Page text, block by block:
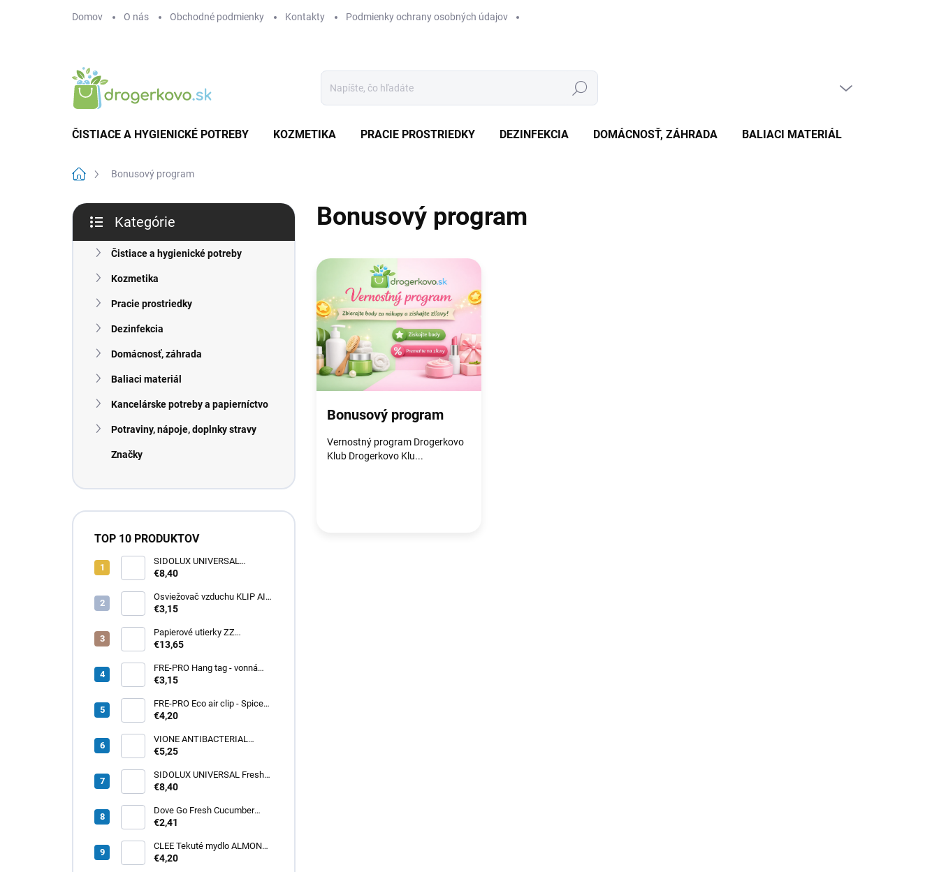
Domov O nás Obchodné podmienky Kontakty Podmienky ochrany osobných údajov
Hľadať
ČISTIACE A HYGIENICKÉ POTREBY KOZMETIKA PRACIE PROSTRIEDKY DEZINFEKCIA DOMÁCNOSŤ, ZÁHRADA BALIACI MATERIÁL
DomovBonusový program
B
č
kategórie
Kategórie
Čistiace a hygienické potreby
Kozmetika
Pracie prostriedky
Dezinfekcia
Domácnosť, záhrada
Baliaci materiál
Kancelárske potreby a papierníctvo
Potraviny, nápoje, doplnky stravy
Značky
TOP 10 PRODUKTOV
SIDOLUX UNIVERSAL
Marseillské mydlo s
€8,40
Osviežovač vzduchu KLIP AIR
TROPICAL
€3,15
Papierové utierky ZZ
zelené (4000ks) 1vrst.
€13,65
FRE-PRO Hang tag - vonná
gelová záveska Spiced Apple
€3,15
FRE-PRO Eco air clip - Spiced
Apple 1ks
€4,20
VIONE ANTIBACTERIAL
tekuté mydlo 5L
€5,25
SIDOLUX UNIVERSAL Fresh
Lemon 5L
€8,40
Dove Go Fresh Cucumber
dámsky roll-on 50ml
€2,41
CLEE Tekuté mydlo ALMOND
cream 5L
€4,20
Bonusový program
V
ý
i
s
č
l
á
n
k
Bonusový program
Vernostný program Drogerkovo
Klub Drogerkovo Klu...